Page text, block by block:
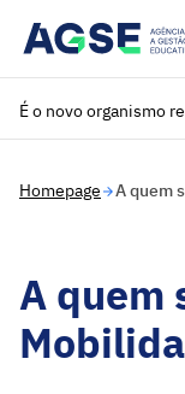
É o novo organismo
Homepage A quem
A quem